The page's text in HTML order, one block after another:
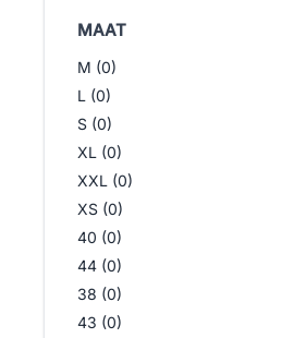
MAAT
M (0)
L (0)
S (0)
XL (0)
XXL (0)
XS (0)
40 (0)
44 (0)
38 (0)
43 (0)